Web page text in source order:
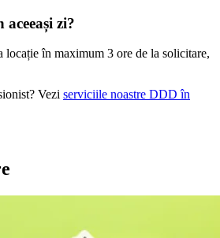
aceeași zi?
în maximum 3 ore de la solicitare,
Vezi serviciile noastre DDD în